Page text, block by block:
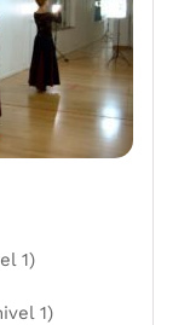
1)
1)